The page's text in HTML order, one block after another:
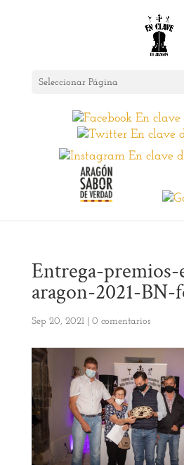
Seleccionar Página
Entrega-premios-
aragon-2021-
Sep 20, 2021| 0 comentarios